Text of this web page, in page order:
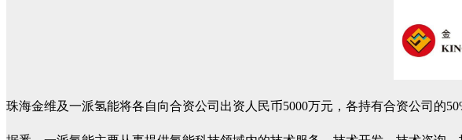
珠海金维及一派氢能将各自向合资公司出资人民币5000万元，各持有合资公司的